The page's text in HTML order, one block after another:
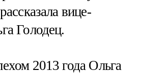
вице-
Голодец.
2013 года Ольга